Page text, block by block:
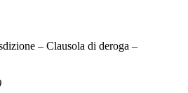
– Clausola di deroga –